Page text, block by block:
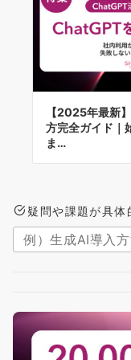
【2025年最新
方完全ガイド｜
ま…
疑問や課題が具体